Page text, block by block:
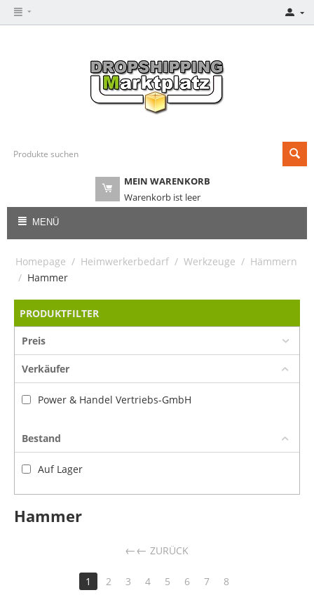
MEIN WARENKORB
Warenkorb ist leer
MENÜ
Homepage / Heimwerkerbedarf / Werkzeuge / Hämmern
/ Hammer
PRODUKTFILTER
Preis
Verkäufer
Power & Handel Vertriebs-GmbH
Bestand
Auf Lager
Hammer
← ZURÜCK
1 2 3 4 5 6 7 8